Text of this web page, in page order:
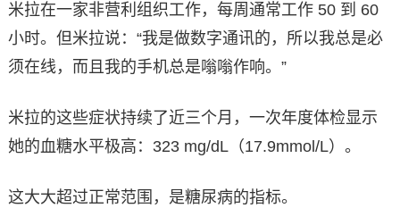
米拉在一家非营利组织工作，每周通常工作 50 到 60
小时。但米拉说：“我是做数字通讯的，所以我总是必
须在线，而且我的手机总是嗡嗡作响。”
米拉的这些症状持续了近三个月，一次年度体检显示
她的血糖水平极高：323 mg/dL（17.9mmol/L）。
这大大超过正常范围，是糖尿病的指标。